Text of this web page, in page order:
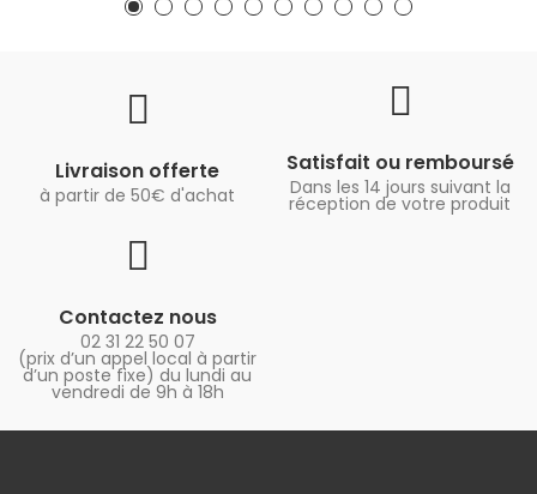
Livraison offerte
à partir de 50€ d'achat
Satisfait ou remboursé
Dans les 14 jours suivant la
réception de votre produit
Contactez nous
02 31 22 50 07
(prix d’un appel local à partir
d’un poste fixe) du lundi au
vendredi de 9h à 18h